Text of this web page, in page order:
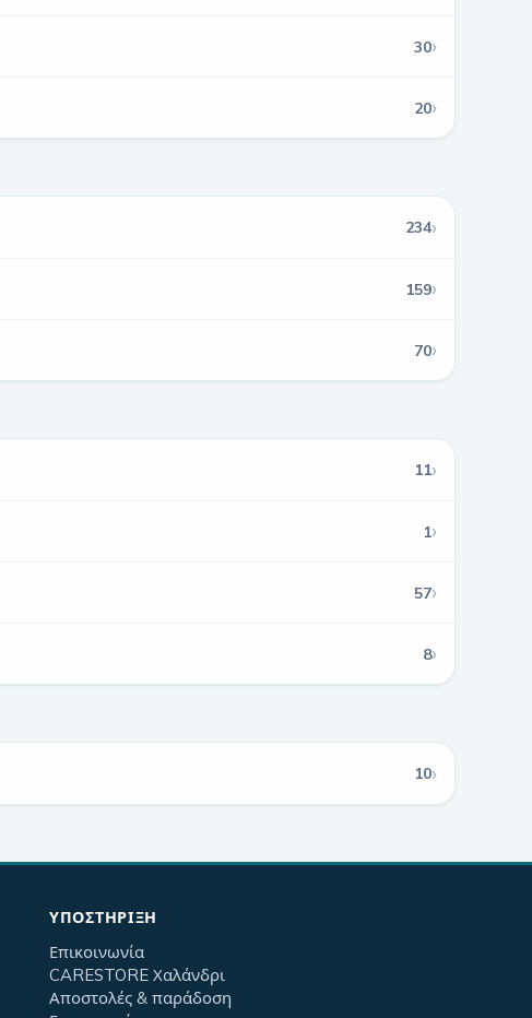
30›
20›
234›
159›
70›
11›
1›
57›
8›
10›
ΥΠΟΣΤΉΡΙΞΗ
Επικοινωνία
CARESTORE Χαλάνδρι
Αποστολές & παράδοση